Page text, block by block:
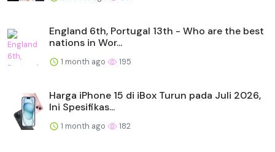
England 6th, Portugal 13th - Who are the best
nations in Wor...
1 month ago 195
Harga iPhone 15 di iBox Turun pada Juli 2026,
Ini Spesifikas...
1 month ago 182